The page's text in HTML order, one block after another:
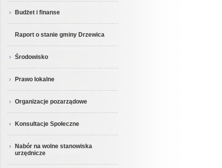
Budżet i finanse
Raport o stanie gminy Drzewica
Środowisko
Prawo lokalne
Organizacje pozarządowe
Konsultacje Społeczne
Nabór na wolne stanowiska
urzędnicze